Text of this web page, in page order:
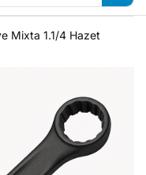
Mixta 1.1/4 Hazet